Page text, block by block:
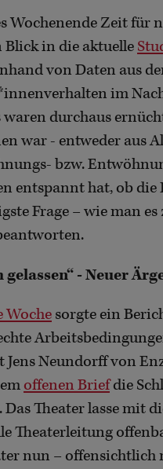
Wochenende Zeit für
Blick in die aktuelle
von Daten aus
im
waren durchaus
war - entweder aus
bzw.
entspannt hat, ob
Frage – wie man
gelassen“ - Neuer
Woche sorgte ein
Neundorff von
offenen Briefdie
Theater lasse mit
Theaterleitung
nun – offensichtlich